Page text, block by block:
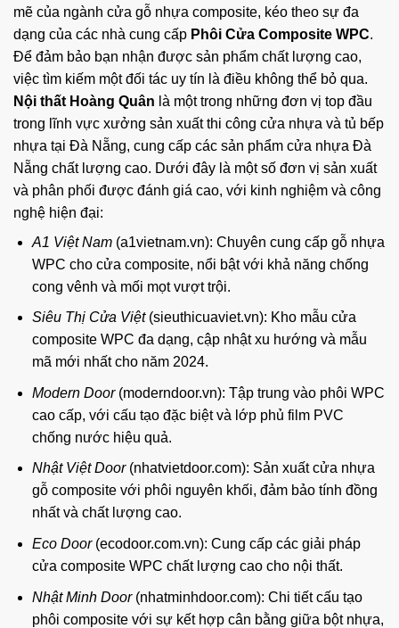
mẽ của ngành cửa gỗ nhựa composite, kéo theo sự đa
dạng của các nhà cung cấp Phôi Cửa Composite WPC.
Để đảm bảo bạn nhận được sản phẩm chất lượng cao,
việc tìm kiếm một đối tác uy tín là điều không thể bỏ qua.
Nội thất Hoàng Quân là một trong những đơn vị top đầu
trong lĩnh vực xưởng sản xuất thi công cửa nhựa và tủ bếp
nhựa tại Đà Nẵng, cung cấp các sản phẩm cửa nhựa Đà
Nẵng chất lượng cao. Dưới đây là một số đơn vị sản xuất
và phân phối được đánh giá cao, với kinh nghiệm và công
nghệ hiện đại:
A1 Việt Nam(a1vietnam.vn): Chuyên cung cấp gỗ nhựa
WPC cho cửa composite, nổi bật với khả năng chống
cong vênh và mối mọt vượt trội.
Siêu Thị Cửa Việt(sieuthicuaviet.vn): Kho mẫu cửa
composite WPC đa dạng, cập nhật xu hướng và mẫu
mã mới nhất cho năm 2024.
Modern Door(moderndoor.vn): Tập trung vào phôi WPC
cao cấp, với cấu tạo đặc biệt và lớp phủ film PVC
chống nước hiệu quả.
Nhật Việt Door(nhatvietdoor.com): Sản xuất cửa nhựa
gỗ composite với phôi nguyên khối, đảm bảo tính đồng
nhất và chất lượng cao.
Eco Door(ecodoor.com.vn): Cung cấp các giải pháp
cửa composite WPC chất lượng cao cho nội thất.
Nhật Minh Door(nhatminhdoor.com): Chi tiết cấu tạo
phôi composite với sự kết hợp cân bằng giữa bột nhựa,